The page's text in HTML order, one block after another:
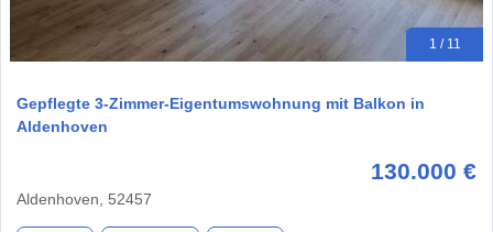
1 / 11
Gepflegte 3-Zimmer-Eigentumswohnung mit Balkon in
Aldenhoven
130.000 €
Aldenhoven, 52457